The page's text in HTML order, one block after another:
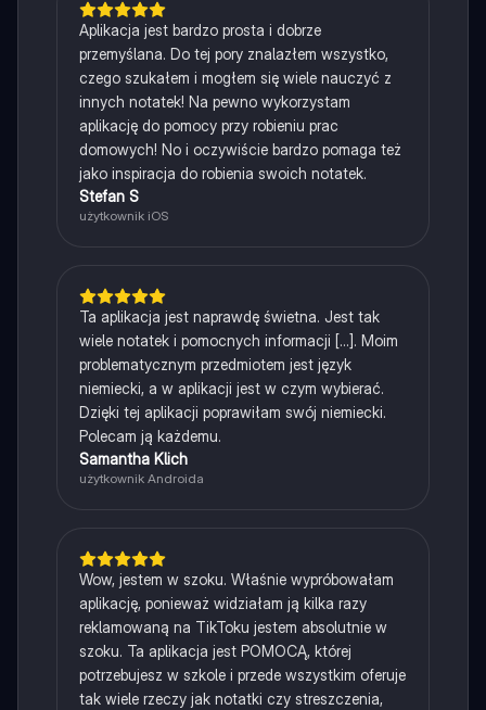
Aplikacja jest bardzo prosta i dobrze
przemyślana. Do tej pory znalazłem wszystko,
czego szukałem i mogłem się wiele nauczyć z
innych notatek! Na pewno wykorzystam
aplikację do pomocy przy robieniu prac
domowych! No i oczywiście bardzo pomaga też
jako inspiracja do robienia swoich notatek.
Stefan S
użytkownik iOS
Ta aplikacja jest naprawdę świetna. Jest tak
wiele notatek i pomocnych informacji [...]. Moim
problematycznym przedmiotem jest język
niemiecki, a w aplikacji jest w czym wybierać.
Dzięki tej aplikacji poprawiłam swój niemiecki.
Polecam ją każdemu.
Samantha Klich
użytkownik Androida
Wow, jestem w szoku. Właśnie wypróbowałam
aplikację, ponieważ widziałam ją kilka razy
reklamowaną na TikToku jestem absolutnie w
szoku. Ta aplikacja jest POMOCĄ, której
potrzebujesz w szkole i przede wszystkim oferuje
tak wiele rzeczy jak notatki czy streszczenia,